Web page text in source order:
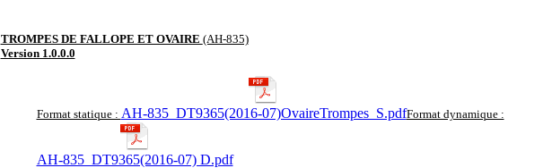
TROMPES DE FALLOPE ET OVAIRE (AH-835)
Version 1.0.0.0
Format statique : AH-835_DT9365(2016-07)OvaireTrompes_S.pdfFormat dynamique :
AH-835_DT9365(2016-07) D.pdf